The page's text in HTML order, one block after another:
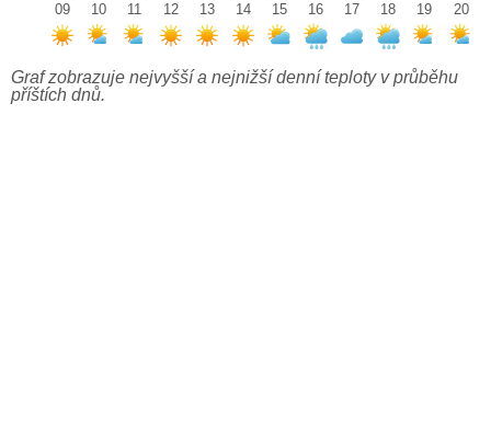
09
10
11
12
13
14
15
16
17
18
19
20
Graf zobrazuje nejvyšší a nejnižší denní teploty v průběhu
příštích dnů.